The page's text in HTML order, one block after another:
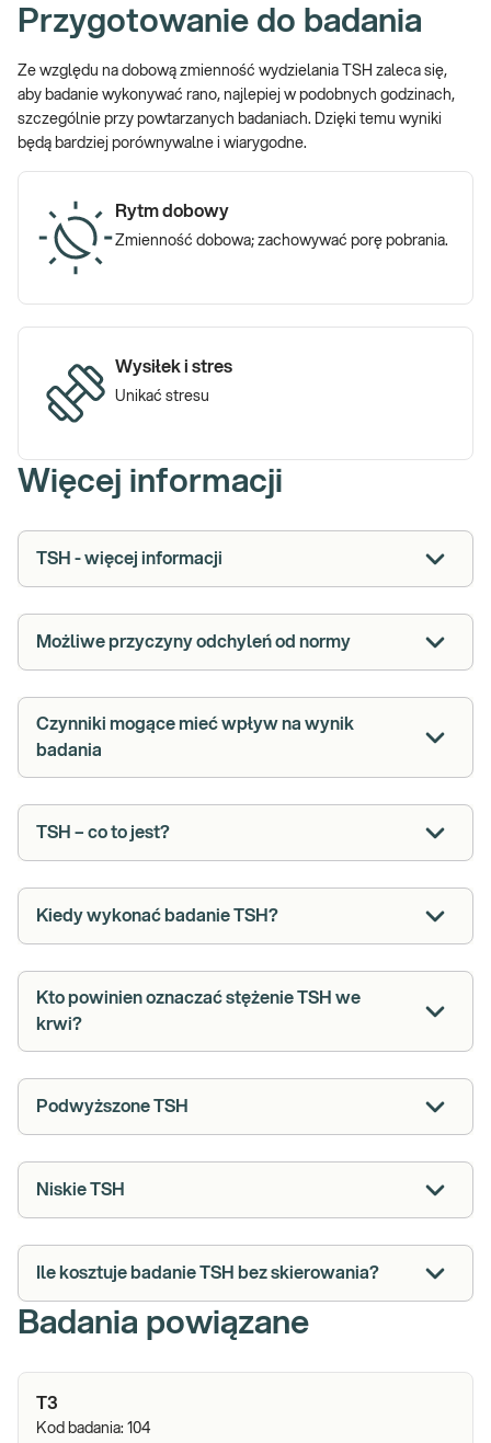
Przygotowanie do badania
Ze względu na dobową zmienność wydzielania TSH zaleca się,
aby badanie wykonywać rano, najlepiej w podobnych godzinach,
szczególnie przy powtarzanych badaniach. Dzięki temu wyniki
będą bardziej porównywalne i wiarygodne.
Rytm dobowy
Zmienność dobowa; zachowywać porę pobrania.
Wysiłek i stres
Unikać stresu
Więcej informacji
TSH - więcej informacji
Możliwe przyczyny odchyleń od normy
Czynniki mogące mieć wpływ na wynik
badania
TSH – co to jest?
Kiedy wykonać badanie TSH?
Kto powinien oznaczać stężenie TSH we
krwi?
Podwyższone TSH
Niskie TSH
Ile kosztuje badanie TSH bez skierowania?
Badania powiązane
T3
Kod badania: 104